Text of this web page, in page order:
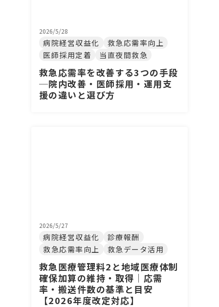
2026/5/28
病院経営収益化
救急応需率向上
医師採用定着
当直夜間救急
救急応需率を改善する3つの手段
─院内改善・医師採用・運用支
援の違いと選び方
2026/5/27
病院経営収益化
診療報酬
救急応需率向上
救急データ活用
救急医療管理料2と地域医療体制
確保加算の維持・取得｜応需
率・搬送件数の基準と目安
【2026年度改定対応】